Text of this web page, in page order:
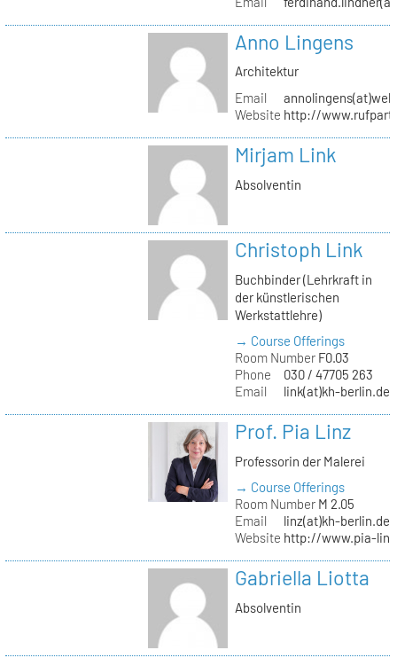
Anno Lingens
Architektur
Email
Website http://
Mirjam Link
Absolventin
Christoph Link
Buchbinder (Lehrkraft in
der künstlerischen
Werkstattlehre)
→ Course Offerings
Room NumberF0.03
Phone
030 / 47705 263
Email
link(at)kh-berlin.de
Prof. Pia Linz
Professorin der Malerei
→ Course Offerings
Room NumberM 2.05
Email
linz(at)kh-berlin.de
Website http://www.pia-
Gabriella Liotta
Absolventin